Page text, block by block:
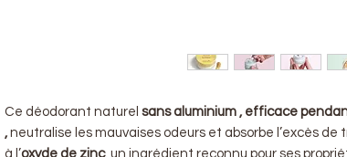
Ce déodorant naturel sans aluminium , efficace
, neutralise les mauvaises odeurs et absorbe l’excès de
à l’oxyde de zinc, un ingrédient reconnu pour ses